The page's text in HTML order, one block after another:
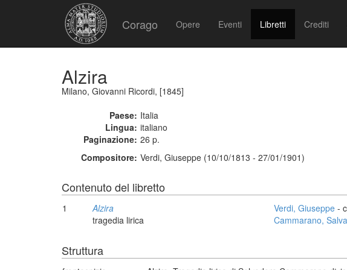
Corago Opere Eventi Libretti Crediti
Alzira
Milano, Giovanni Ricordi, [1845]
Paese: Italia
Lingua: italiano
Paginazione: 26 p.
Compositore: Verdi, Giuseppe (10/10/1813 - 27/01/1901)
Contenuto del libretto
1
Alzira
tragedia lirica
Verdi, Giuseppe -
Cammarano,
Struttura